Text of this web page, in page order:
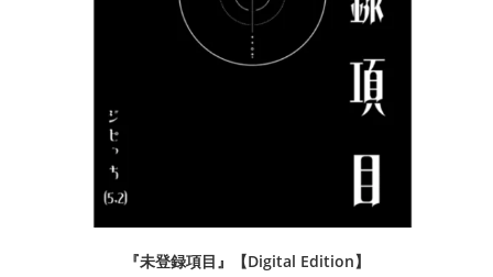
『未登録項目』【Digital Edition】